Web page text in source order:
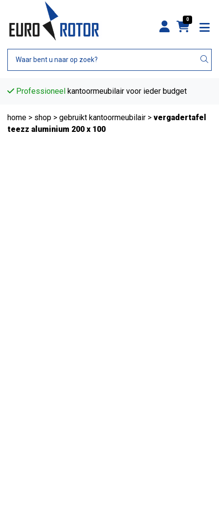
0
Professioneel kantoormeubilair voor ieder budget
home > shop > gebruikt kantoormeubilair > vergadertafel
teezz aluminium 200 x 100